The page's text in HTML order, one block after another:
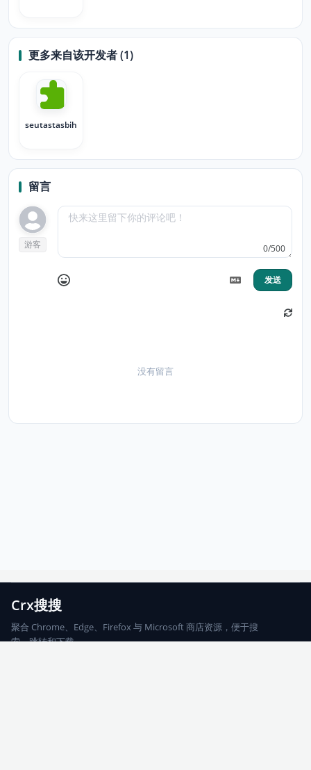
更多来自该开发者 (1)
seutastasbih1
留言
游客 0/500
发送
没有留言
Crx搜搜
聚合 Chrome、Edge、Firefox 与 Microsoft 商店资源，便于搜
索、跳转和下载。